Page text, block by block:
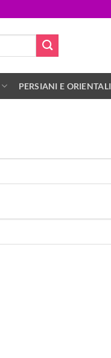
PERSIANI E ORIENTALI